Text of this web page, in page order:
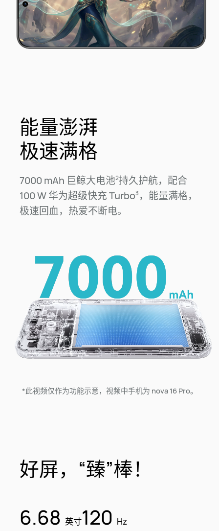
能量澎湃
极速满格
7000 mAh 巨鲸大电池2持久护航，配合
100 W 华为超级快充 Turbo3 ，能量满格，
极速回血，热爱不断⁠电。
*此视频仅作为功能示意，视频中手机为 nova 16 Pro。
好屏，“臻”棒！
6.68 英寸120 Hz